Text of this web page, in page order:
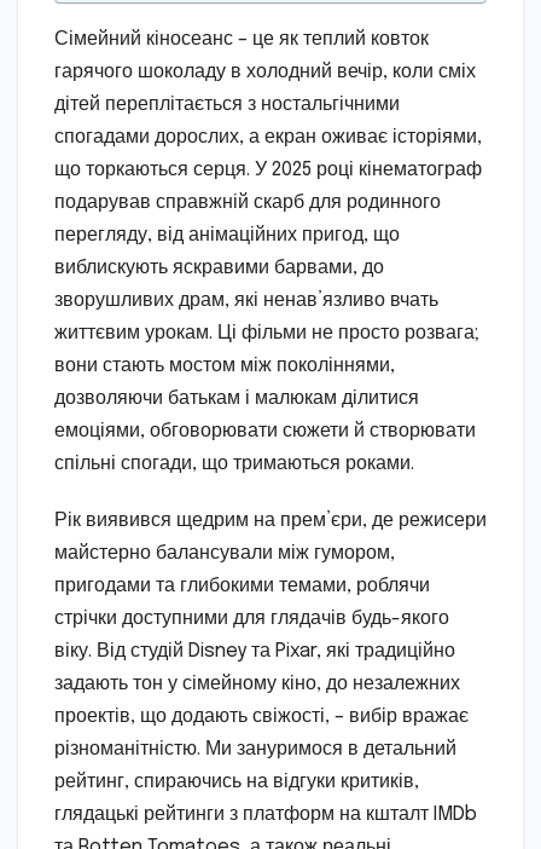
Сімейний кіносеанс – це як теплий ковток
гарячого шоколаду в холодний вечір, коли сміх
дітей переплітається з ностальгічними
спогадами дорослих, а екран оживає історіями,
що торкаються серця. У 2025 році кінематограф
подарував справжній скарб для родинного
перегляду, від анімаційних пригод, що
виблискують яскравими барвами, до
зворушливих драм, які ненав’язливо вчать
життєвим урокам. Ці фільми не просто розвага;
вони стають мостом між поколіннями,
дозволяючи батькам і малюкам ділитися
емоціями, обговорювати сюжети й створювати
спільні спогади, що тримаються роками.
Рік виявився щедрим на прем’єри, де режисери
майстерно балансували між гумором,
пригодами та глибокими темами, роблячи
стрічки доступними для глядачів будь-якого
віку. Від студій Disney та Pixar, які традиційно
задають тон у сімейному кіно, до незалежних
проектів, що додають свіжості, – вибір вражає
різноманітністю. Ми зануримося в детальний
рейтинг, спираючись на відгуки критиків,
глядацькі рейтинги з платформ на кшталт IMDb